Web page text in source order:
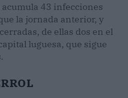
43 infecciones
la jornada anterior, y
de ellas dos en el
luguesa, que sigue